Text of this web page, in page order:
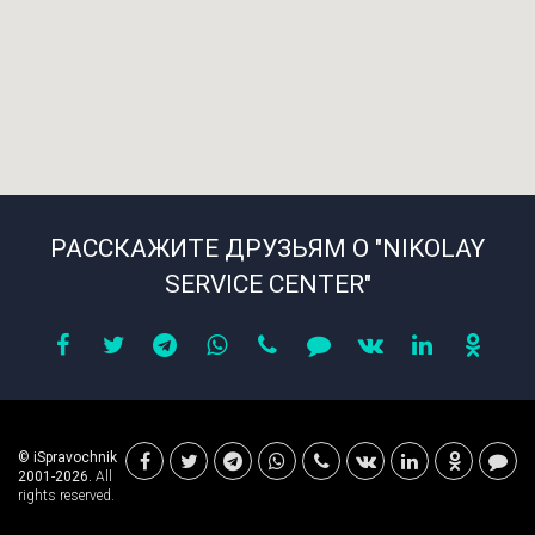
РАССКАЖИТЕ ДРУЗЬЯМ О "NIKOLAY
SERVICE CENTER"
© iSpravochnik
2001-2026. All
rights reserved.